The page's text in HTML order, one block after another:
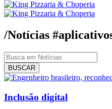
/Notícias
BUSCAR
Inclusão digital